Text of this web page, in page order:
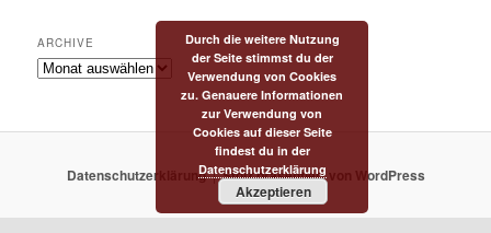
ARCHIVE
Archive
Datenschutzerklärung Stolz präsentiert von WordPress
Durch die weitere Nutzung
der Seite stimmst du der
Verwendung von Cookies
zu. Genauere Informationen
zur Verwendung von
Cookies auf dieser Seite
findest du in der
Datenschutzerklärung
Akzeptieren